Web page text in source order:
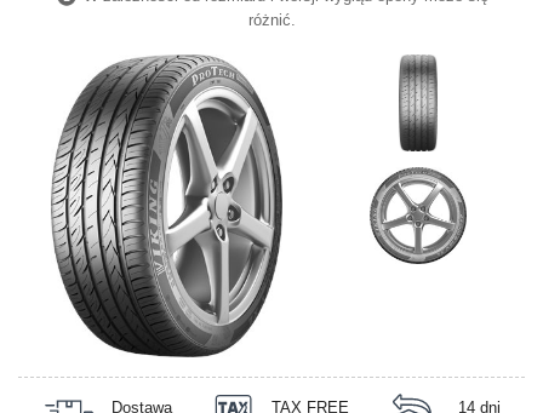
różnić.
Dostawa
TAX FREE
14 dni